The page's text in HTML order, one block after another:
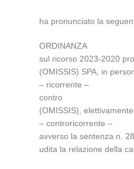
ha pronunciato la
ORDINANZA
sul ricorso 2023-2020
(OMISSIS) SPA, in
– ricorrente –
contro
(OMISSIS),
– controricorrente –
avverso la sentenza n.
udita la relazione della